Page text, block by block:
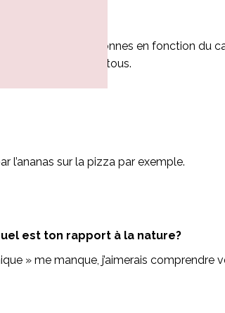
22 et 35 personnes en fonction du
arrive… on médite tous.
l’ananas sur la pizza par exemple.
est ton rapport à la nature?
» me manque, j’aimerais